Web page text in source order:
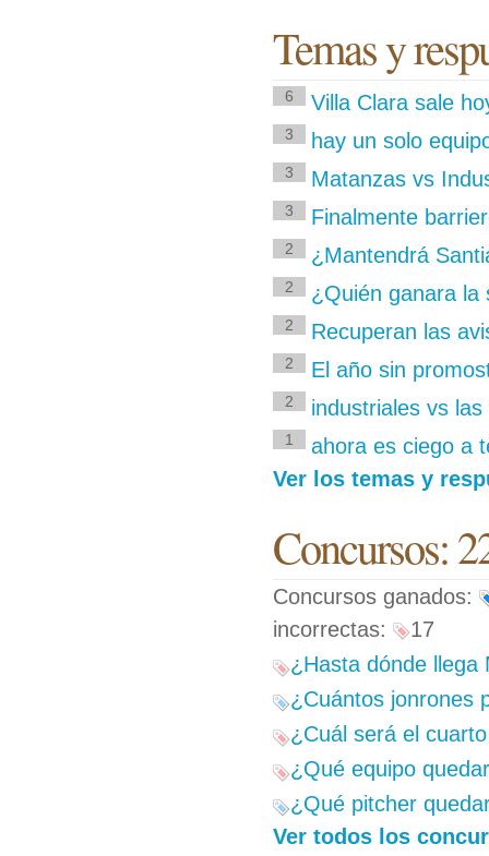
Temas y
6 Villa Clara sale
3 hay un solo
3 Matanzas vs
3 Finalmente
2 ¿Mantendrá
2 ¿Quién ganara la
2 Recuperan las
2 El año sin
2 industriales vs las
1
ahora es ciego a
Ver los temas y
Concursos:
Concursos ganados:
incorrectas:
17
¿Hasta dónde llega
¿Cuántos jonrones
¿Cuál será el
¿Qué equipo
¿Qué pitcher
Ver todos los